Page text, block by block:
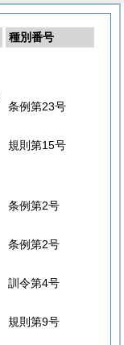
種別番号
条例第23号
規則第15号
条例第2号
条例第2号
訓令第4号
規則第9号